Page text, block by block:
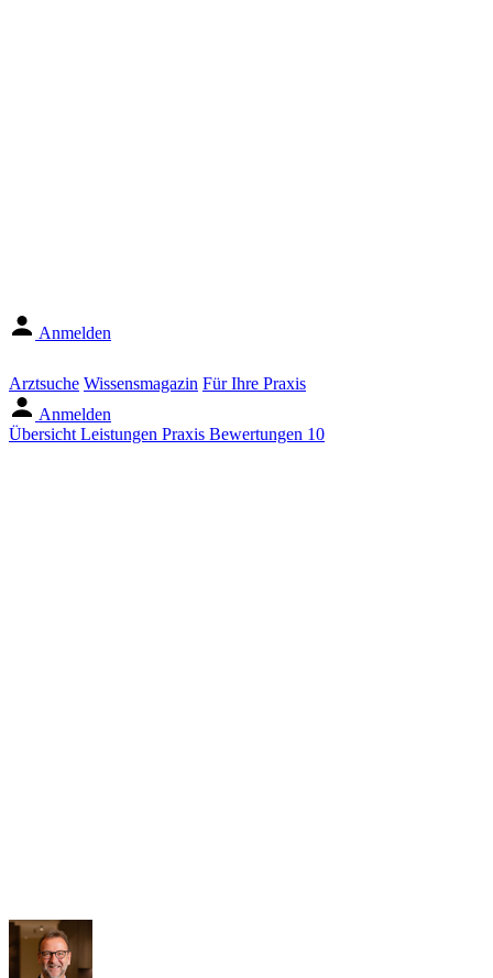
Anmelden
Arztsuche Wissensmagazin Für Ihre Praxis
Anmelden
Übersicht Leistungen Praxis Bewertungen 10